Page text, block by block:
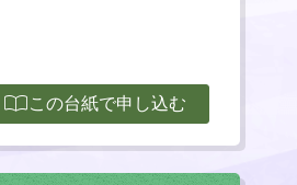
import_contactsこの台紙で申し込む